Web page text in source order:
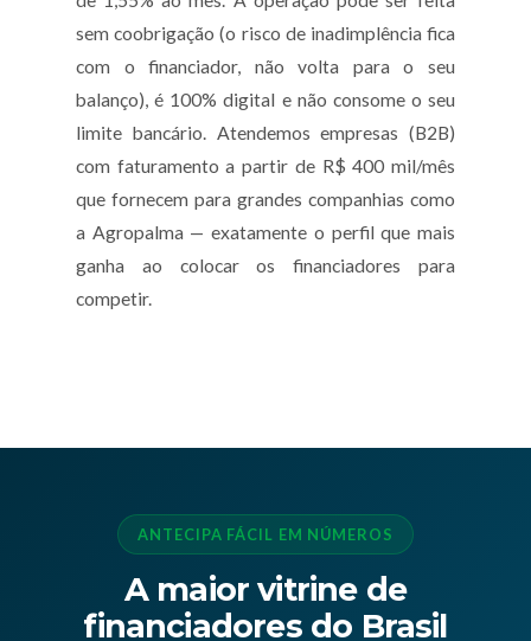
sem coobrigação (o risco de inadimplência fica
com o financiador, não volta para o seu
balanço), é 100% digital e não consome o seu
limite bancário. Atendemos empresas (B2B)
com faturamento a partir de R$ 400 mil/mês
que fornecem para grandes companhias como
a Agropalma — exatamente o perfil que mais
ganha ao colocar os financiadores para
competir.
ANTECIPA FÁCIL EM NÚMEROS
A maior vitrine de
financiadores do Brasil